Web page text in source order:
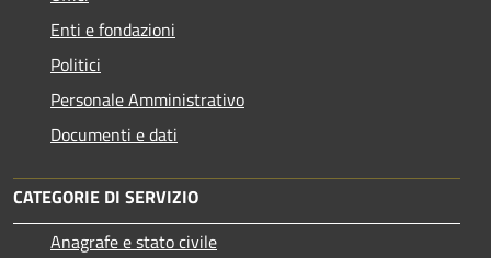
Enti e fondazioni
Politici
Personale Amministrativo
Documenti e dati
CATEGORIE DI SERVIZIO
Anagrafe e stato civile